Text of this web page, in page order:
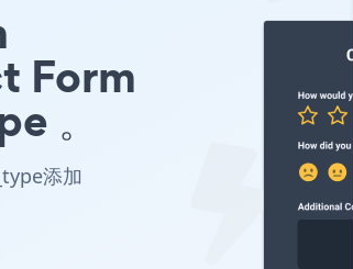
Form
。
添加